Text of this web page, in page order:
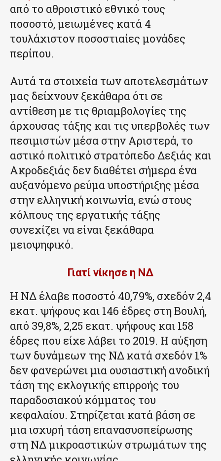
από το αθροιστικό εθνικό τους
ποσοστό, μειωμένες κατά 4
τουλάχιστον ποσοστιαίες μονάδες
περίπου.
Αυτά τα στοιχεία των αποτελεσμάτων
μας δείχνουν ξεκάθαρα ότι σε
αντίθεση με τις θριαμβολογίες της
άρχουσας τάξης και τις υπερβολές των
πεσιμιστών μέσα στην Αριστερά, το
αστικό πολιτικό στρατόπεδο Δεξιάς και
Ακροδεξιάς δεν διαθέτει σήμερα ένα
αυξανόμενο ρεύμα υποστήριξης μέσα
στην ελληνική κοινωνία, ενώ στους
κόλπους της εργατικής τάξης
συνεχίζει να είναι ξεκάθαρα
μειοψηφικό.
Γιατί νίκησε η ΝΔ
Η ΝΔ έλαβε ποσοστό 40,79%, σχεδόν 2,4
εκατ. ψήφους και 146 έδρες στη Βουλή,
από 39,8%, 2,25 εκατ. ψήφους και 158
έδρες που είχε λάβει το 2019. Η αύξηση
των δυνάμεων της ΝΔ κατά σχεδόν 1%
δεν φανερώνει μια ουσιαστική ανοδική
τάση της εκλογικής επιρροής του
παραδοσιακού κόμματος του
κεφαλαίου. Στηρίζεται κατά βάση σε
μια ισχυρή τάση επανασυσπείρωσης
στη ΝΔ μικροαστικών στρωμάτων της